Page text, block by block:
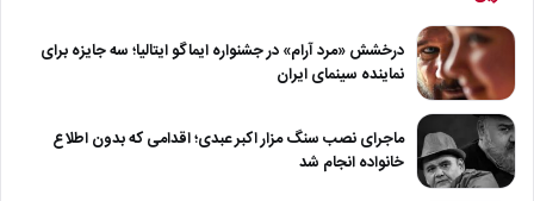
درخشش «مرد آرام» در جشنواره ایماگو ایتالیا؛ سه جایزه برای
نماینده سینمای ایران
ماجرای نصب سنگ مزار اکبر عبدی؛ اقدامی که بدون اطلاع
خانواده انجام شد